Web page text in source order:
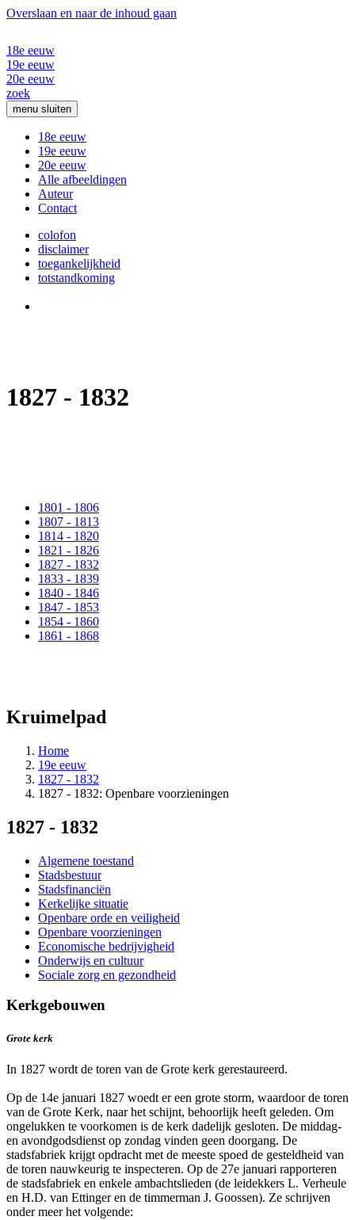
Overslaan en naar de inhoud gaan
18e eeuw
19e eeuw
20e eeuw
zoek
menu sluiten
18e eeuw
19e eeuw
20e eeuw
Alle afbeeldingen
Auteur
Contact
colofon
disclaimer
toegankelijkheid
totstandkoming
1827 - 1832
1801 - 1806
1807 - 1813
1814 - 1820
1821 - 1826
1827 - 1832
1833 - 1839
1840 - 1846
1847 - 1853
1854 - 1860
1861 - 1868
Kruimelpad
Home
19e eeuw
1827 - 1832
1827 - 1832: Openbare voorzieningen
1827 - 1832
Algemene toestand
Stadsbestuur
Stadsfinanciën
Kerkelijke situatie
Openbare orde en veiligheid
Openbare voorzieningen
Economische bedrijvigheid
Onderwijs en cultuur
Sociale zorg en gezondheid
Kerkgebouwen
Grote kerk
In 1827 wordt de toren van de Grote kerk gerestaureerd.
Op de 14e januari 1827 woedt er een grote storm, waardoor de toren
van de Grote Kerk, naar het schijnt, behoorlijk heeft geleden. Om
ongelukken te voorkomen is de kerk dadelijk gesloten. De middag-
en avondgodsdienst op zondag vinden geen doorgang. De
stadsfabriek krijgt opdracht met de meeste spoed de gesteldheid van
de toren nauwkeurig te inspecteren. Op de 27e januari rapporteren
de stadsfabriek en enkele ambachtslieden (de leidekkers L. Verheule
en H.D. van Ettinger en de timmerman J. Goossen). Ze schrijven
onder meer het volgende: